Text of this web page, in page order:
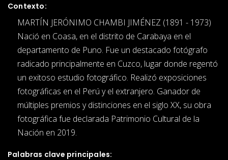
Contexto:
MARTÍN JERÓNIMO CHAMBI JIMÉNEZ (1891 - 1973)
Nació en Coasa, en el distrito de Carabaya en el
departamento de Puno. Fue un destacado fotógrafo
radicado principalmente en Cuzco, lugar donde regentó
un exitoso estudio fotográfico. Realizó exposiciones
fotográficas en el Perú y el extranjero. Ganador de
múltiples premios y distinciones en el siglo XX, su obra
fotográfica fue declarada Patrimonio Cultural de la
Nación en 2019.
Palabras clave principales: